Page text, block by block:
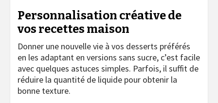
Personnalisation créative de
vos recettes maison
Donner une nouvelle vie à vos desserts préférés
en les adaptant en versions sans sucre, c’est facile
avec quelques astuces simples. Parfois, il suffit de
réduire la quantité de liquide pour obtenir la
bonne texture.